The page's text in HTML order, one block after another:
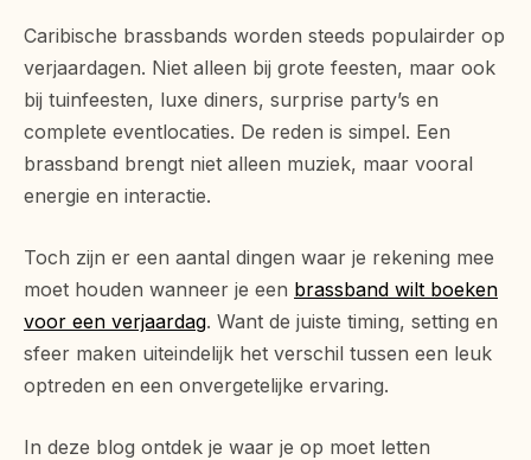
Caribische brassbands worden steeds populairder op
verjaardagen. Niet alleen bij grote feesten, maar ook
bij tuinfeesten, luxe diners, surprise party’s en
complete eventlocaties. De reden is simpel. Een
brassband brengt niet alleen muziek, maar vooral
energie en interactie.
Toch zijn er een aantal dingen waar je rekening mee
moet houden wanneer je een brassband wilt boeken
voor een verjaardag. Want de juiste timing, setting en
sfeer maken uiteindelijk het verschil tussen een leuk
optreden en een onvergetelijke ervaring.
In deze blog ontdek je waar je op moet letten